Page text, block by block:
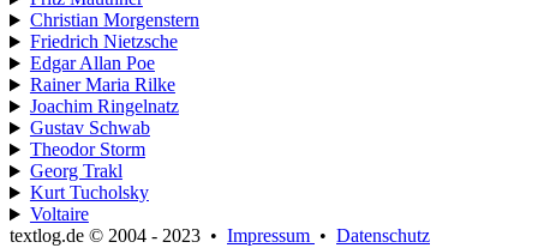
Christian Morgenstern
Friedrich Nietzsche
Edgar Allan Poe
Rainer Maria Rilke
Joachim Ringelnatz
Gustav Schwab
Theodor Storm
Georg Trakl
Kurt Tucholsky
Voltaire
textlog.de © 2004 - 2023 • Impressum • Datenschutz